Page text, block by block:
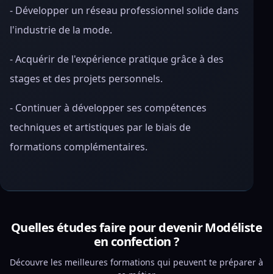
- Développer un réseau professionnel solide dans
l'industrie de la mode.
- Acquérir de l'expérience pratique grâce à des
stages et des projets personnels.
- Continuer à développer ses compétences
techniques et artistiques par le biais de
formations complémentaires.
Quelles études faire pour devenir Modéliste
en confection ?
Découvre les meilleures formations qui peuvent te préparer à